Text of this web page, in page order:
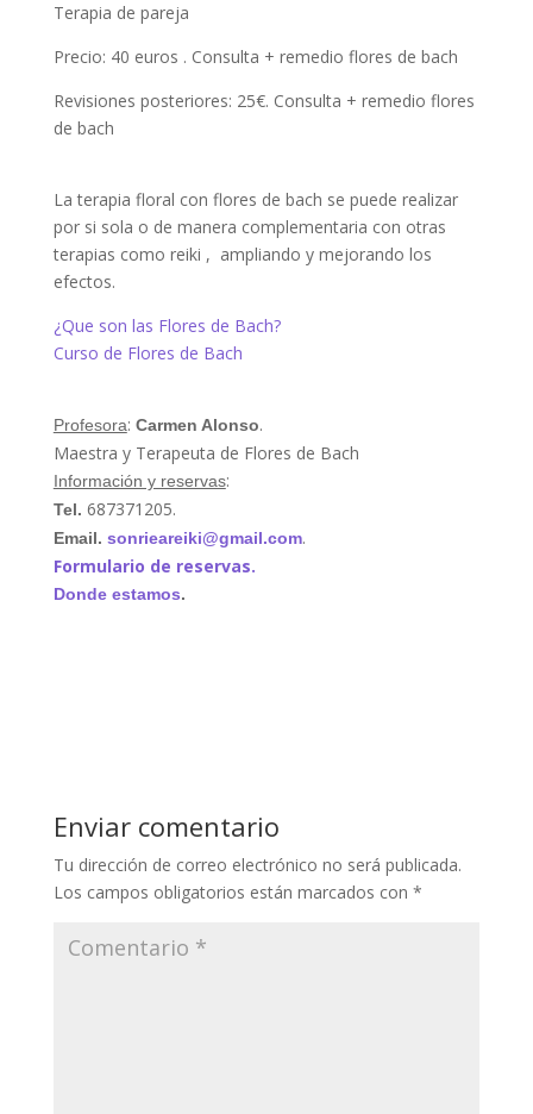
Terapia de pareja
Precio: 40 euros . Consulta + remedio flores de bach
Revisiones posteriores: 25€. Consulta + remedio flores
de bach
La terapia floral con flores de bach se puede realizar
por si sola o de manera complementaria con otras
terapias como reiki , ampliando y mejorando los
efectos.
¿Que son las Flores de Bach?
Curso de Flores de Bach
Profesora: Carmen Alonso.
Maestra y Terapeuta de Flores de Bach
Información y reservas:
Tel. 687371205.
Email. sonrieareiki@gmail.com.
Formulario de reservas.
Donde estamos.
Enviar comentario
Tu dirección de correo electrónico no será publicada.
Los campos obligatorios están marcados con *